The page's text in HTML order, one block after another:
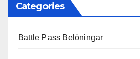
Categories
Battle Pass Belöningar